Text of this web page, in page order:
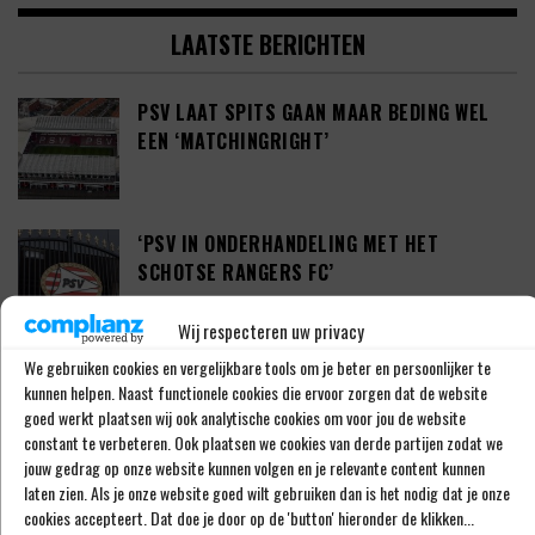
Wij respecteren uw privacy
We gebruiken cookies en vergelijkbare tools om je beter en persoonlijker te
kunnen helpen. Naast functionele cookies die ervoor zorgen dat de website
goed werkt plaatsen wij ook analytische cookies om voor jou de website
constant te verbeteren. Ook plaatsen we cookies van derde partijen zodat we
jouw gedrag op onze website kunnen volgen en je relevante content kunnen
laten zien. Als je onze website goed wilt gebruiken dan is het nodig dat je onze
cookies accepteert. Dat doe je door op de 'button' hieronder de klikken...
LAATSTE BERICHTEN
PSV LAAT SPITS GAAN MAAR BEDING WEL
EEN ‘MATCHINGRIGHT’
‘PSV IN ONDERHANDELING MET HET
SCHOTSE RANGERS FC’
‘PSV WIL ZICH GAAN VERSTERKEN MET 29-
JARIGE ADAMA CAMARA’
JOEL DROMMEL (29) TEKENT VOOR VIER